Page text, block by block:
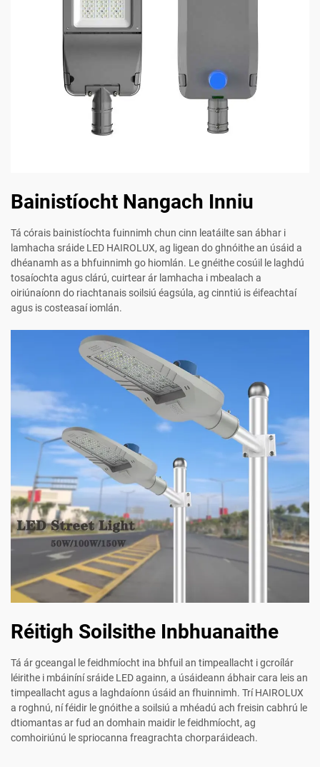
Bainistíocht Nangach Inniu
Tá córais bainistíochta fuinnimh chun cinn leatáilte san ábhar i
lamhacha sráide LED HAIROLUX, ag ligean do ghnóithe an úsáid a
dhéanamh as a bhfuinnimh go hiomlán. Le gnéithe cosúil le laghdú
tosaíochta agus clárú, cuirtear ár lamhacha i mbealach a
oiriúnaíonn do riachtanais soilsiú éagsúla, ag cinntiú is éifeachtaí
agus is costeasaí iomlán.
Réitigh Soilsithe Inbhuanaithe
Tá ár gceangal le feidhmíocht ina bhfuil an timpeallacht i gcroílár
léirithe i mbáiníní sráide LED againn, a úsáideann ábhair cara leis an
timpeallacht agus a laghdaíonn úsáid an fhuinnimh. Trí HAIROLUX
a roghnú, ní féidir le gnóithe a soilsiú a mhéadú ach freisin cabhrú le
dtiomantas ar fud an domhain maidir le feidhmíocht, ag
comhoiriúnú le spriocanna freagrachta chorparáideach.